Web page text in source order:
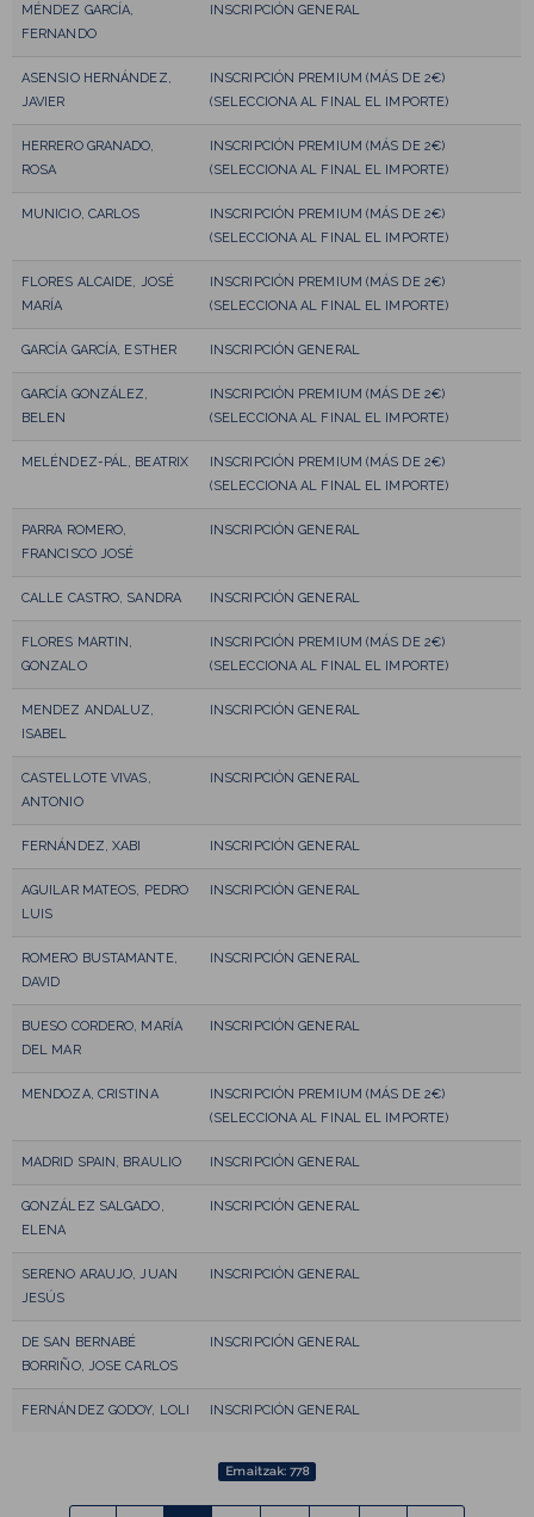
MÉNDEZ GARCÍA,
FERNANDO
INSCRIPCIÓN GENERAL
ASENSIO HERNÁNDEZ,
JAVIER
INSCRIPCIÓN PREMIUM (MÁS DE 2€)
(SELECCIONA AL FINAL EL IMPORTE)
HERRERO GRANADO,
ROSA
INSCRIPCIÓN PREMIUM (MÁS DE 2€)
(SELECCIONA AL FINAL EL IMPORTE)
MUNICIO, CARLOS
INSCRIPCIÓN PREMIUM (MÁS DE 2€)
(SELECCIONA AL FINAL EL IMPORTE)
FLORES ALCAIDE, JOSÉ
MARÍA
INSCRIPCIÓN PREMIUM (MÁS DE 2€)
(SELECCIONA AL FINAL EL IMPORTE)
GARCÍA GARCÍA, ESTHER INSCRIPCIÓN GENERAL
GARCÍA GONZÁLEZ,
BELEN
INSCRIPCIÓN PREMIUM (MÁS DE 2€)
(SELECCIONA AL FINAL EL IMPORTE)
MELÉNDEZ-PÁL, BEATRIX
INSCRIPCIÓN PREMIUM (MÁS DE 2€)
(SELECCIONA AL FINAL EL IMPORTE)
PARRA ROMERO,
FRANCISCO JOSÉ
INSCRIPCIÓN GENERAL
CALLE CASTRO, SANDRA INSCRIPCIÓN GENERAL
FLORES MARTIN,
GONZALO
INSCRIPCIÓN PREMIUM (MÁS DE 2€)
(SELECCIONA AL FINAL EL IMPORTE)
MENDEZ ANDALUZ,
ISABEL
INSCRIPCIÓN GENERAL
CASTELLOTE VIVAS,
ANTONIO
INSCRIPCIÓN GENERAL
FERNÁNDEZ, XABI INSCRIPCIÓN GENERAL
AGUILAR MATEOS, PEDRO
LUIS
INSCRIPCIÓN GENERAL
ROMERO BUSTAMANTE,
DAVID
INSCRIPCIÓN GENERAL
BUESO CORDERO, MARÍA
DEL MAR
INSCRIPCIÓN GENERAL
MENDOZA, CRISTINA
INSCRIPCIÓN PREMIUM (MÁS DE 2€)
(SELECCIONA AL FINAL EL IMPORTE)
MADRID SPAIN, BRAULIO INSCRIPCIÓN GENERAL
GONZÁLEZ SALGADO,
ELENA
INSCRIPCIÓN GENERAL
SERENO ARAUJO, JUAN
JESÚS
INSCRIPCIÓN GENERAL
DE SAN BERNABÉ
BORRIÑO, JOSE CARLOS
INSCRIPCIÓN GENERAL
FERNÁNDEZ GODOY, LOLI INSCRIPCIÓN GENERAL
Emaitzak: 778